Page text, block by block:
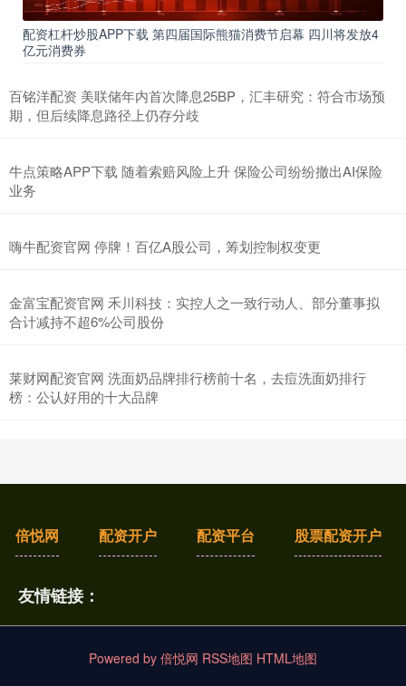
配资杠杆炒股APP下载 第四届国际熊猫消费节启幕 四川将发放4
亿元消费券
百铭洋配资 美联储年内首次降息25BP，汇丰研究：符合市场预
期，但后续降息路径上仍存分歧
牛点策略APP下载 随着索赔风险上升 保险公司纷纷撤出AI保险
业务
嗨牛配资官网 停牌！百亿A股公司，筹划控制权变更
金富宝配资官网 禾川科技：实控人之一致行动人、部分董事拟
合计减持不超6%公司股份
莱财网配资官网 洗面奶品牌排行榜前十名，去痘洗面奶排行
榜：公认好用的十大品牌
倍悦网 配资开户 配资平台 股票配资开户
友情链接：
Powered by 倍悦网 RSS地图 HTML地图